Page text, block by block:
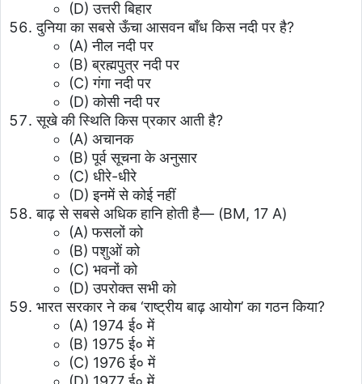
(D) उत्तरी बिहार
दुनिया का सबसे ऊँचा आसवन बाँध किस नदी पर है?
(A) नील नदी पर
(B) ब्रह्मपुत्र नदी पर
(C) गंगा नदी पर
(D) कोसी नदी पर
सूखे की स्थिति किस प्रकार आती है?
(A) अचानक
(B) पूर्व सूचना के अनुसार
(C) धीरे-धीरे
(D) इनमें से कोई नहीं
बाढ़ से सबसे अधिक हानि होती है— (BM, 17 A)
(A) फसलों को
(B) पशुओं को
(C) भवनों को
(D) उपरोक्त सभी को
भारत सरकार ने कब ‘राष्ट्रीय बाढ़ आयोग’ का गठन किया?
(A) 1974 ई० में
(B) 1975 ई० में
(C) 1976 ई० में